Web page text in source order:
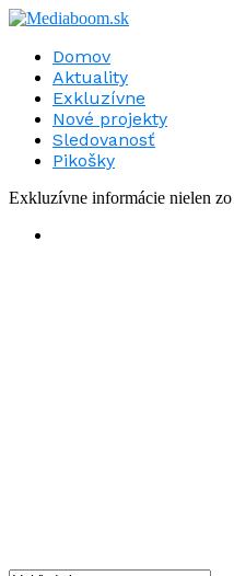
Domov
Aktuality
Exkluzívne
Nové projekty
Sledovanosť
Pikošky
Exkluzívne informácie nielen